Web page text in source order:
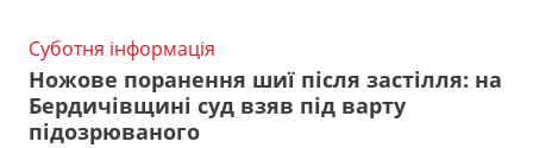
Суботня інформація
Ножове поранення шиї після застілля: на
Бердичівщині суд взяв під варту
підозрюваного